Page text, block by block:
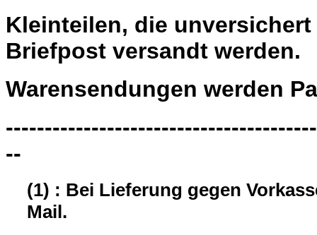
Kleinteilen, die
Briefpost versandt werden.
Warensendungen werden
--
(1) : Bei Lieferung gegen
Mail.